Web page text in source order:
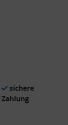
sichere
Zahlung